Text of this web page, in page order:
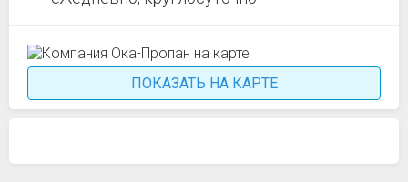
ПОКАЗАТЬ НА КАРТЕ